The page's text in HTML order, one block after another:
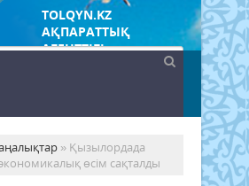
TOLQYN.KZ
АҚПАРАТТЫҚ
АГЕНТТІГІ
» Қызылордада
өсім сақталды